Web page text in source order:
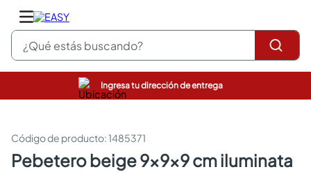
¿Qué estás buscando?
Ingresa tu dirección de entrega
:1485371
pebetero beige 9x9x9 cm iluminata
pinturas
sanitarios
comedor